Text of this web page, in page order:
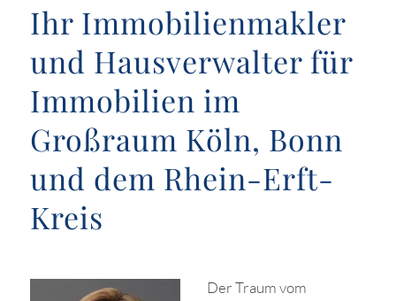
Ihr Immobilienmakler
und Hausverwalter für
Immobilien im
Großraum Köln, Bonn
und dem Rhein-Erft-
Kreis
Der Traum vom